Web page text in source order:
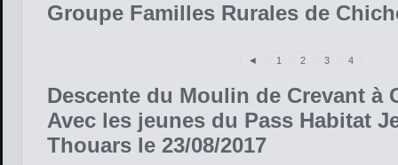
Groupe Familles Rurales de
◄ 1 2 3 4
Descente du Moulin de Crevant à
Avec les jeunes du Pass Habitat
Thouars le 23/08/2017